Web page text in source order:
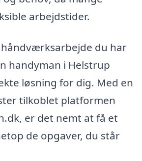
arbejdstider.
du har
handyman i Helstrup
løsning for dig. Med en
tilkoblet platformen
er det nemt at få et
de opgaver, du står